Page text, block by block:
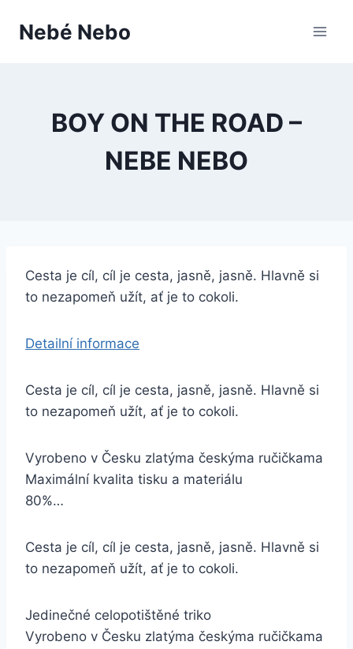
Nebé Nebo
BOY ON THE ROAD –
NEBE NEBO
Cesta je cíl, cíl je cesta, jasně, jasně. Hlavně si
to nezapomeň užít, ať je to cokoli.
Detailní informace
Cesta je cíl, cíl je cesta, jasně, jasně. Hlavně si
to nezapomeň užít, ať je to cokoli.
Vyrobeno v Česku zlatýma českýma ručičkama
Maximální kvalita tisku a materiálu
80%…
Cesta je cíl, cíl je cesta, jasně, jasně. Hlavně si
to nezapomeň užít, ať je to cokoli.
Jedinečné celopotištěné triko
Vyrobeno v Česku zlatýma českýma ručičkama